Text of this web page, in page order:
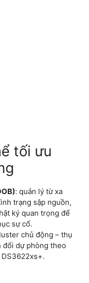
tối ưu
: quản lý từ xa
trạng sập nguồn,
ký quan trọng để
sự cố.
chủ động – thụ
đổi dự phòng theo